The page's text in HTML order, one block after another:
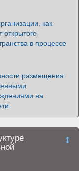
как
в процессе
размещения
на